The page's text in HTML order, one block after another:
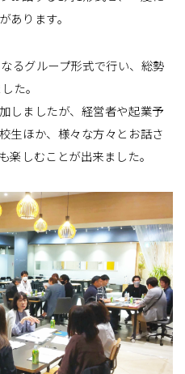
あります。
るグループ形式で行い、総勢
た。
しましたが、経営者や起業予
生ほか、様々な方々とお話さ
楽しむことが出来ました。